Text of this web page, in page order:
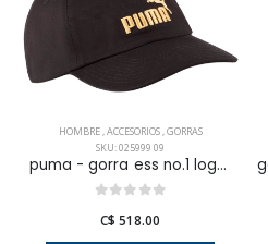
HOMBRE,ACCESORIOS,GORRAS
SKU: 025999 09
puma - gorra ess no.1 logo bb unisex
C$ 518.00